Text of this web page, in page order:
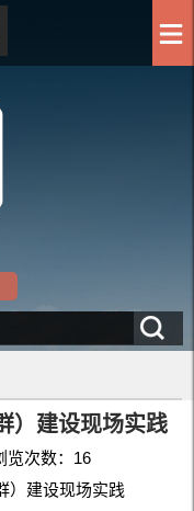
）建设现场实践
次数： 16
）建设现场实践